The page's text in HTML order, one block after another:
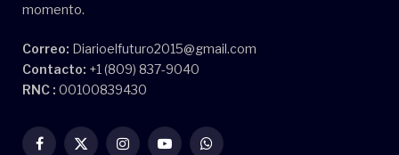
momento.
Correo: Diarioelfuturo2015@gmail.com
Contacto: +1 (809) 837-9040
RNC : 00100839430
Facebook
X
InstagramYouTubeWhatsApp